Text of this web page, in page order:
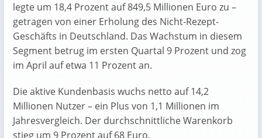
legte um 18,4 Prozent auf 849,5 Millionen Euro zu –
getragen von einer Erholung des Nicht-Rezept-
Geschäfts in Deutschland. Das Wachstum in diesem
Segment betrug im ersten Quartal 9 Prozent und zog
im April auf etwa 11 Prozent an.
Die aktive Kundenbasis wuchs netto auf 14,2
Millionen Nutzer – ein Plus von 1,1 Millionen im
Jahresvergleich. Der durchschnittliche Warenkorb
stieg um 9 Prozent auf 68 Euro.